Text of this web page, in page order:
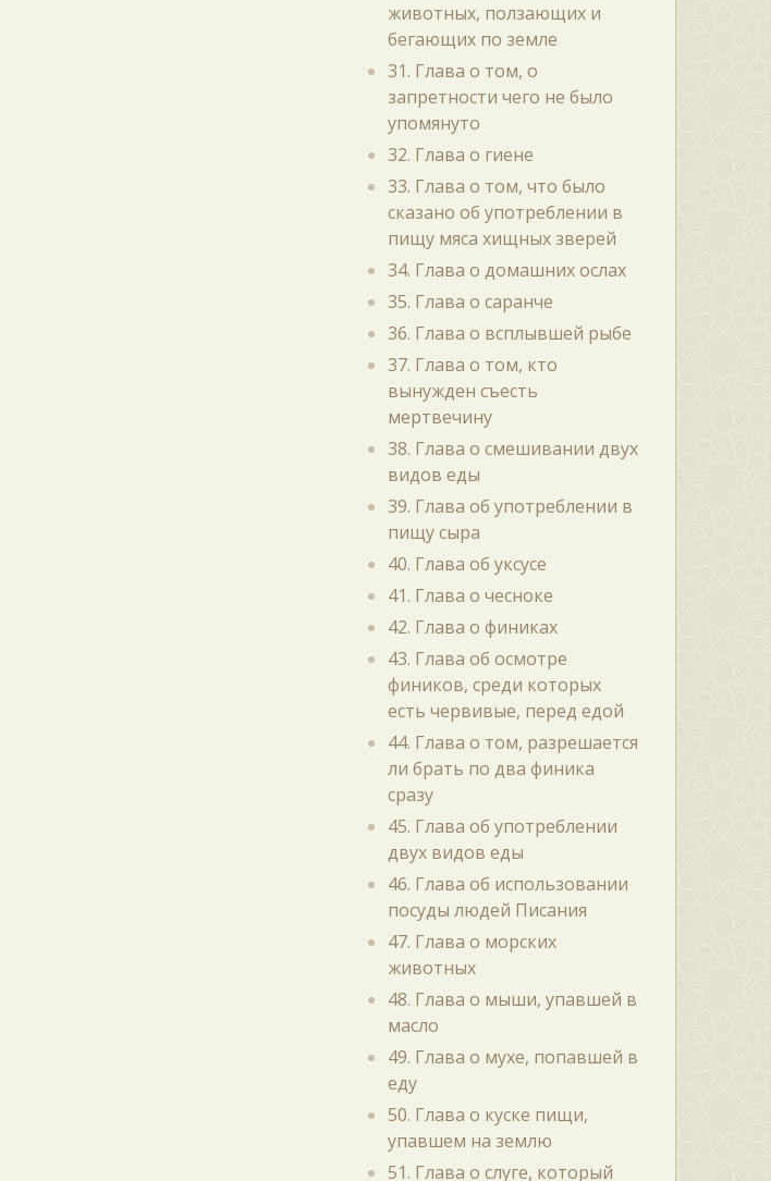
животных, ползающих и
бегающих по земле
31. Глава о том, о
запретности чего не было
упомянуто
32. Глава о гиене
33. Глава о том, что было
сказано об употреблении в
пищу мяса хищных зверей
34. Глава о домашних ослах
35. Глава о саранче
36. Глава о всплывшей рыбе
37. Глава о том, кто
вынужден съесть
мертвечину
38. Глава о смешивании двух
видов еды
39. Глава об употреблении в
пищу сыра
40. Глава об уксусе
41. Глава о чесноке
42. Глава о финиках
43. Глава об осмотре
фиников, среди которых
есть червивые, перед едой
44. Глава о том, разрешается
ли брать по два финика
сразу
45. Глава об употреблении
двух видов еды
46. Глава об использовании
посуды людей Писания
47. Глава о морских
животных
48. Глава о мыши, упавшей в
масло
49. Глава о мухе, попавшей в
еду
50. Глава о куске пищи,
упавшем на землю
51. Глава о слуге, который